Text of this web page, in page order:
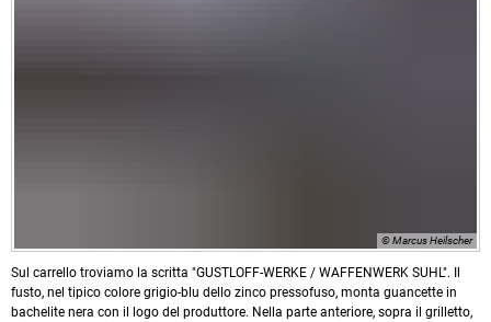
© Marcus Heilscher
Sul carrello troviamo la scritta "GUSTLOFF-WERKE / WAFFENWERK SUHL". Il
fusto, nel tipico colore grigio-blu dello zinco pressofuso, monta guancette in
bachelite nera con il logo del produttore. Nella parte anteriore, sopra il grilletto,